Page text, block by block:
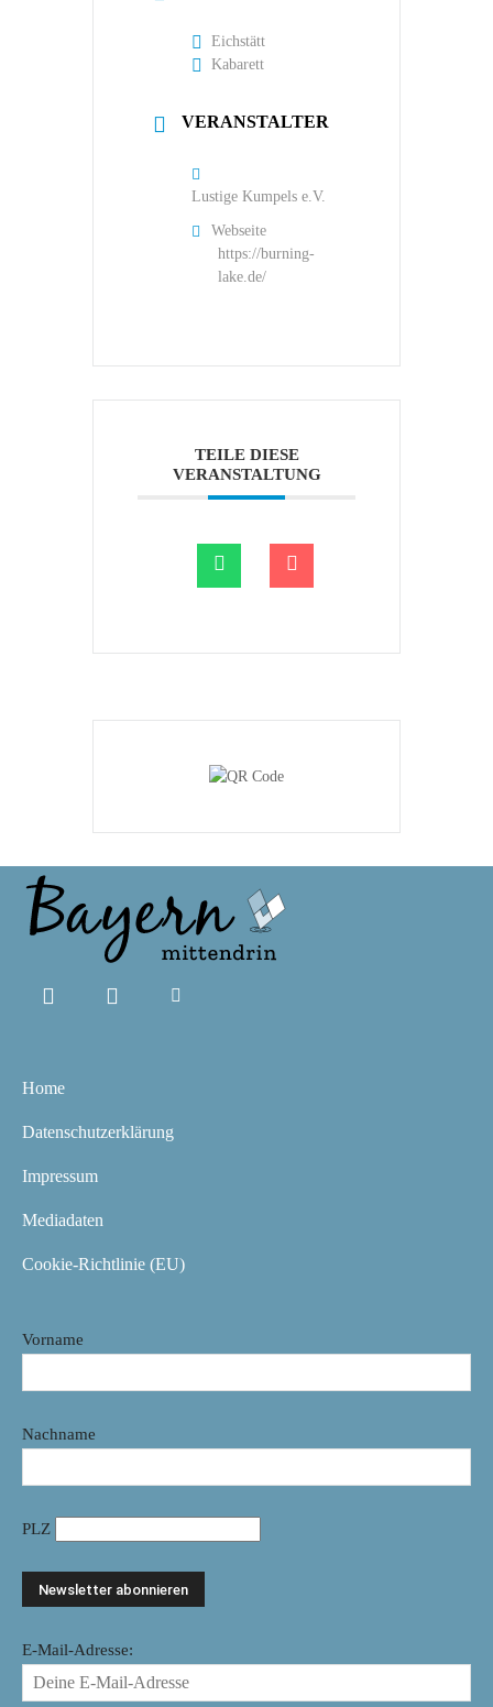
Eichstätt
Kabarett
VERANSTALTER
Lustige Kumpels e.V.
Webseite
https://burning-
lake.de/
TEILE DIESE
VERANSTALTUNG
Home
Datenschutzerklärung
Impressum
Mediadaten
Cookie-Richtlinie (EU)
Vorname
Nachname
PLZ
E-Mail-Adresse: